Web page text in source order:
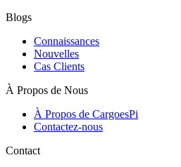
Blogs
Connaissances
Nouvelles
Cas Clients
À Propos de Nous
À Propos de CargoesPi
Contactez-nous
Contact